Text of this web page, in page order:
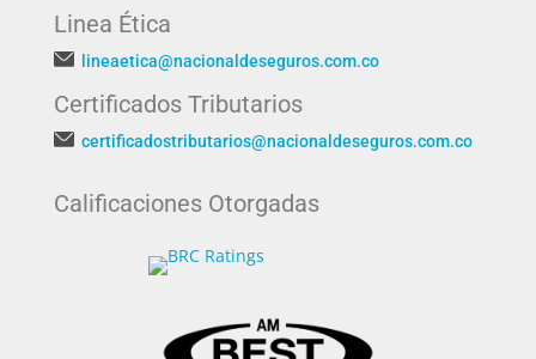
Linea Ética
lineaetica@nacionaldeseguros.com.co
Certificados Tributarios
certificadostributarios@nacionaldeseguros.com.co
Calificaciones Otorgadas